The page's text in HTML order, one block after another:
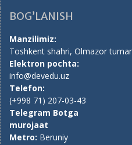
BOG’LANISH
Manzilimiz:
Toshkent shahri, Olmazor
Elektron pochta:
info@devedu.uz
Telefon:
(+998 71) 207-03-43
Telegram Botga
murojaat
Metro: Beruniy